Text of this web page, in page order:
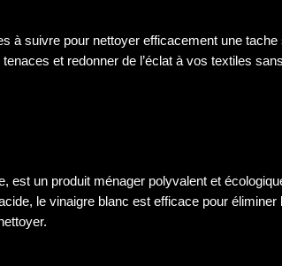
à suivre pour nettoyer efficacement une
et redonner de l’éclat à vos textiles
est un produit ménager polyvalent et
le vinaigre blanc est efficace pour